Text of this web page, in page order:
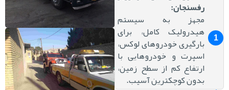
رفسنجان:
مجهز به سیستم
هیدرولیک کامل، برای
بارگیری خودروهای لوکس،
اسپرت و خودروهایی با
ارتفاع کم از سطح زمین،
بدون کوچکترین آسیب.